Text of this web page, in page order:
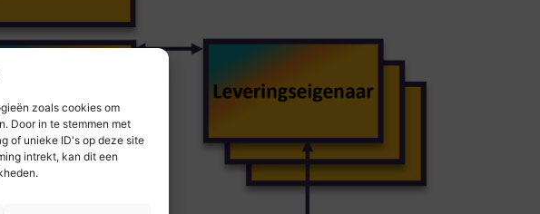
zoals cookies om
Door in te stemmen met
of unieke ID's op deze site
intrekt, kan dit een